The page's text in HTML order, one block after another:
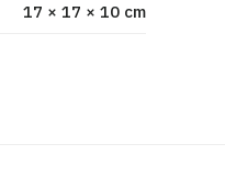
17 × 17 × 10 cm